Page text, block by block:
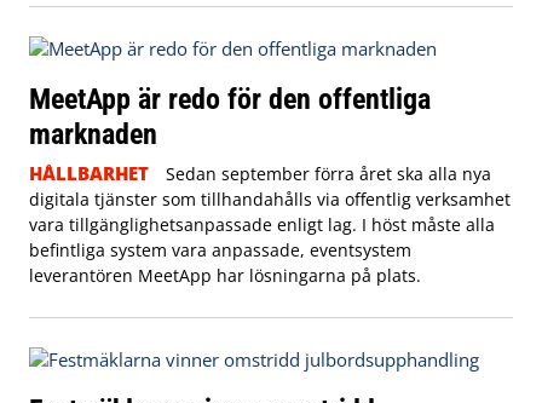
MeetApp är redo för den offentliga
marknaden
HÅLLBARHET
Sedan september förra året ska alla nya
digitala tjänster som tillhandahålls via offentlig verksamhet
vara tillgänglighetsanpassade enligt lag. I höst måste alla
befintliga system vara anpassade, eventsystem
leverantören MeetApp har lösningarna på plats.